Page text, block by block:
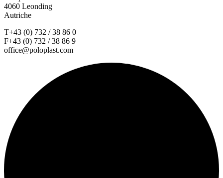
4060 Leonding
Autriche
T+43 (0) 732 / 38 86 0
F+43 (0) 732 / 38 86 9
office@poloplast.com